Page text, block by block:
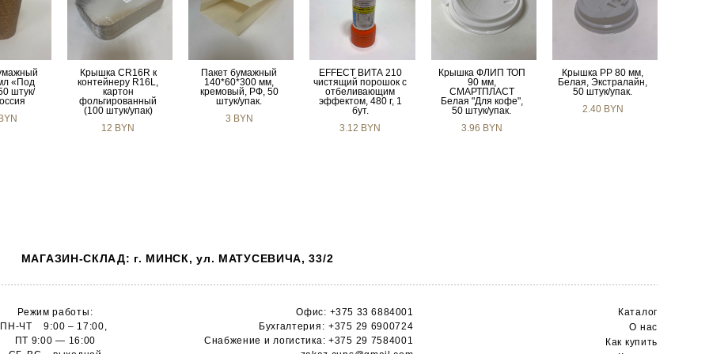
«Под
штук/
Крышка CR16R к
контейнеру R16L,
картон
фольгированный
(100 штук/упак)
12 BYN
Пакет бумажный
140*60*300 мм,
кремовый, РФ, 50
штук/упак.
3 BYN
EFFECT ВИТА 210
чистящий порошок с
отбеливающим
эффектом, 480 г, 1
бут.
3.12 BYN
Крышка ФЛИП ТОП
90 мм,
СМАРТПЛАСТ
Белая "Для кофе",
50 штук/упак.
3.96 BYN
Крышка РР 80 мм,
Белая, Экстралайн,
50 штук/упак.
2.40 BYN
МАГАЗИН-СКЛАД: г. МИНСК, ул. МАТУСЕВИЧА, 33/2
Режим работы:
ПН-ЧТ 9:00 – 17:00,
ПТ 9:00 — 16:00
Офис: +375 33 6884001
Бухгалтерия: +375 29 6900724
Снабжение и логистика: +375 29 7584001
Каталог
О нас
Как купить